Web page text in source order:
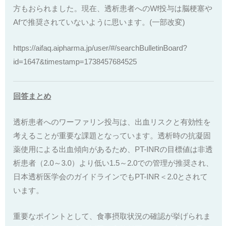
方もおられました。現在、透析患者へのWf投与は脳梗塞や
Afで推奨されていないように思います。(一部改変)
https://aifaq.aipharma.jp/user/#/searchBulletinBoard?
id=1647&timestamp=1738457684525
回答まとめ
透析患者へのワーファリン投与は、出血リスクと有効性を
考えることが重要な課題となっています。透析時の抗凝固
薬使用による出血傾向があるため、PT-INRの目標値は非透
析患者（2.0～3.0）より低い1.5～2.0での管理が推奨され、
日本透析医学会のガイドラインでもPT-INR＜2.0とされて
います。
重要なポイントとして、食事摂取状況の確認が挙げられま